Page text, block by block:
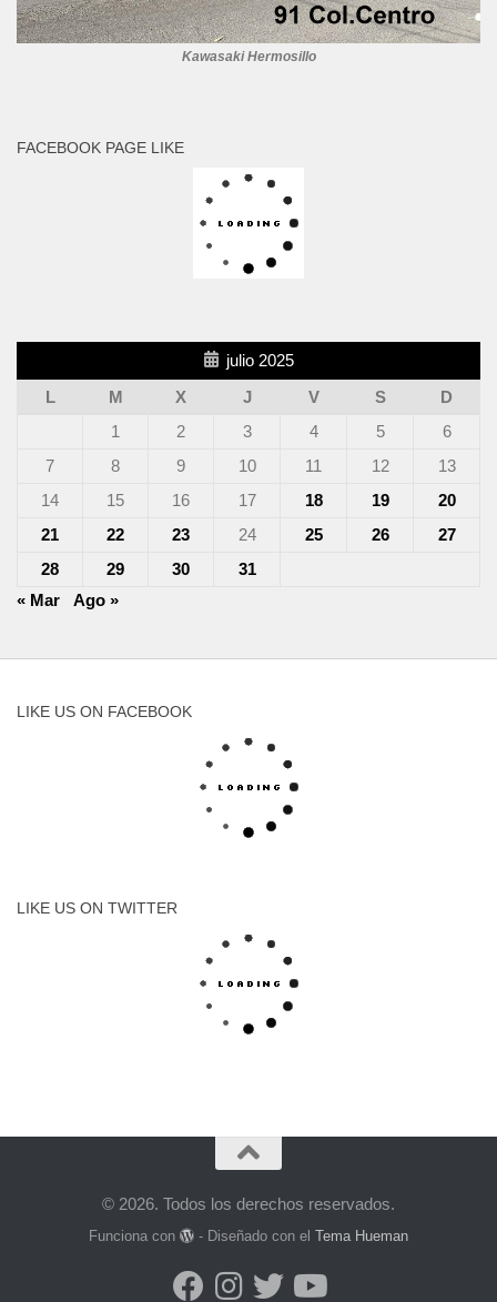
Kawasaki Hermosillo
FACEBOOK PAGE LIKE
julio 2025
L
M X J V S
D
1
2 3 4 5
6
7
8 9 10 11 12
13
14
15 16 17 18 19
20
21
22 23 24 25 26
27
28
29 30
31
« Mar
Ago »
LIKE US ON FACEBOOK
LIKE US ON TWITTER
© 2026. Todos los derechos reservados.
Funciona con - Diseñado con elTema Hueman